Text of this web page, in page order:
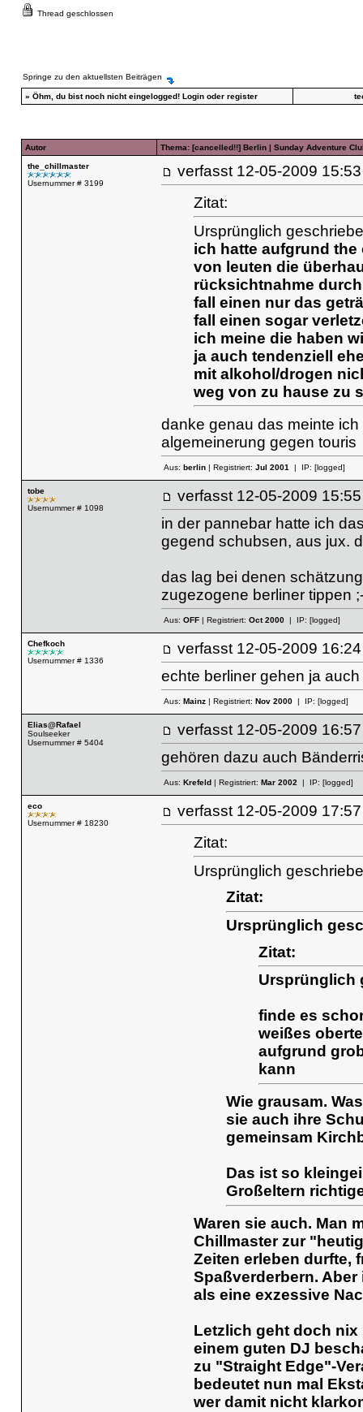
Thread geschlossen
Springe zu den aktuellsten Beiträgen
» Öhm, du bist noch nicht eingelogged! Loginoder register
Autor Thema: [cancelled!!] Berlin | Sunday Adventure
the_chillmaster
Usernummer # 3199
verfasst 12-05-2009
Zitat:
Ursprünglich
ich hatte aufgrund
von leuten die
rücksichtnahme
fall einen nur das
fall einen sogar
ich meine die haben
ja auch tendenziell
mit alkohol/drogen
weg von zu hause zu
danke genau das meinte
algemeinerung gegen touris
Aus: berlin| Registriert: Jul 2001| IP: [logged]
tobe
Usernummer # 1098
verfasst 12-05-2009
in der pannebar hatte ich
gegend schubsen, aus jux.
das lag bei denen
zugezogene berliner tippen
Aus: OFF| Registriert: Oct 2000| IP: [logged]
Chefkoch
Usernummer # 1336
verfasst 12-05-2009
echte berliner gehen ja
Aus: Mainz| Registriert: Nov 2000| IP: [logged]
Elias@Rafael
Soulseeker
Usernummer # 5404
verfasst 12-05-2009
gehören dazu auch
Aus: Krefeld| Registriert: Mar 2002| IP: [logged]
eco
Usernummer # 18230
verfasst 12-05-2009
Zitat:
Ursprünglich
Zitat:
Ursprünglich
Zitat:
Ursprünglich
finde es
weißes
aufgrund
kann
Wie grausam.
sie auch ihre
gemeinsam
Das ist so
Großeltern
Waren sie auch. Man
Chillmaster zur
Zeiten erleben durfte,
Spaßverderbern.
als eine exzessive
Letzlich geht doch
einem guten DJ
zu "Straight Edge"-
bedeutet nun mal
wer damit nicht